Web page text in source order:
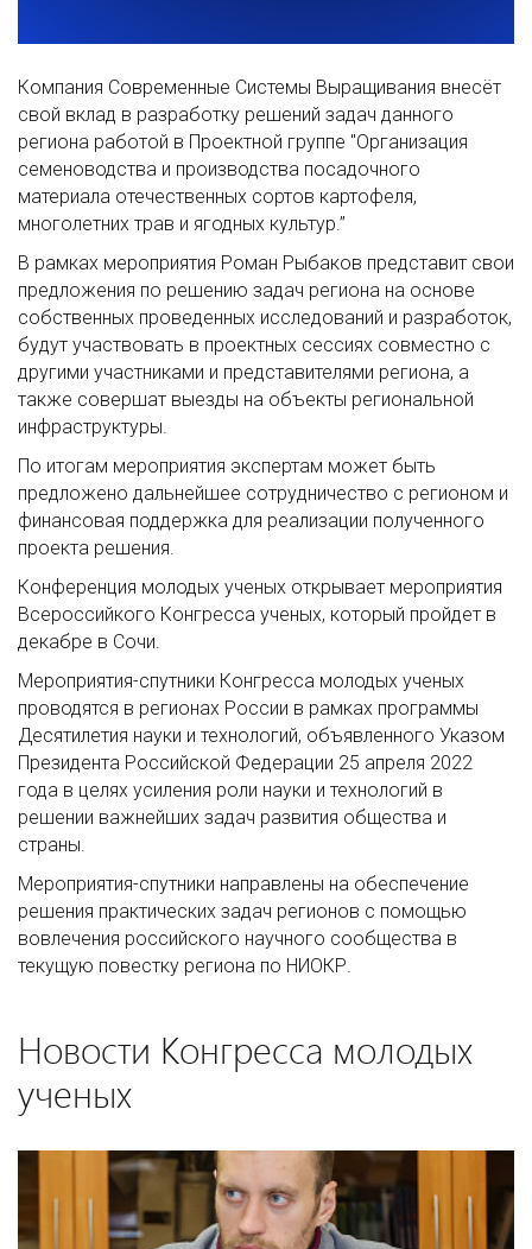
Компания Современные Системы Выращивания внесёт
свой вклад в разработку решений задач данного
региона работой в Проектной группе "Организация
семеноводства и производства посадочного
материала отечественных сортов картофеля,
многолетних трав и ягодных культур.”
В рамках мероприятия Роман Рыбаков представит свои
предложения по решению задач региона на основе
собственных проведенных исследований и разработок,
будут участвовать в проектных сессиях совместно с
другими участниками и представителями региона, а
также совершат выезды на объекты региональной
инфраструктуры.
По итогам мероприятия экспертам может быть
предложено дальнейшее сотрудничество с регионом и
финансовая поддержка для реализации полученного
проекта решения.
Конференция молодых ученых открывает мероприятия
Всероссийкого Конгресса ученых, который пройдет в
декабре в Сочи.
Мероприятия-спутники Конгресса молодых ученых
проводятся в регионах России в рамках программы
Десятилетия науки и технологий, объявленного Указом
Президента Российской Федерации 25 апреля 2022
года в целях усиления роли науки и технологий в
решении важнейших задач развития общества и
страны.
Мероприятия-спутники направлены на обеспечение
решения практических задач регионов с помощью
вовлечения российского научного сообщества в
текущую повестку региона по НИОКР.
Новости Конгресса молодых
ученых